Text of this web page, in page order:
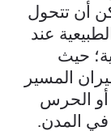
أن تتحول
عند
حيث
المسير
أو الحرس
في المدن.